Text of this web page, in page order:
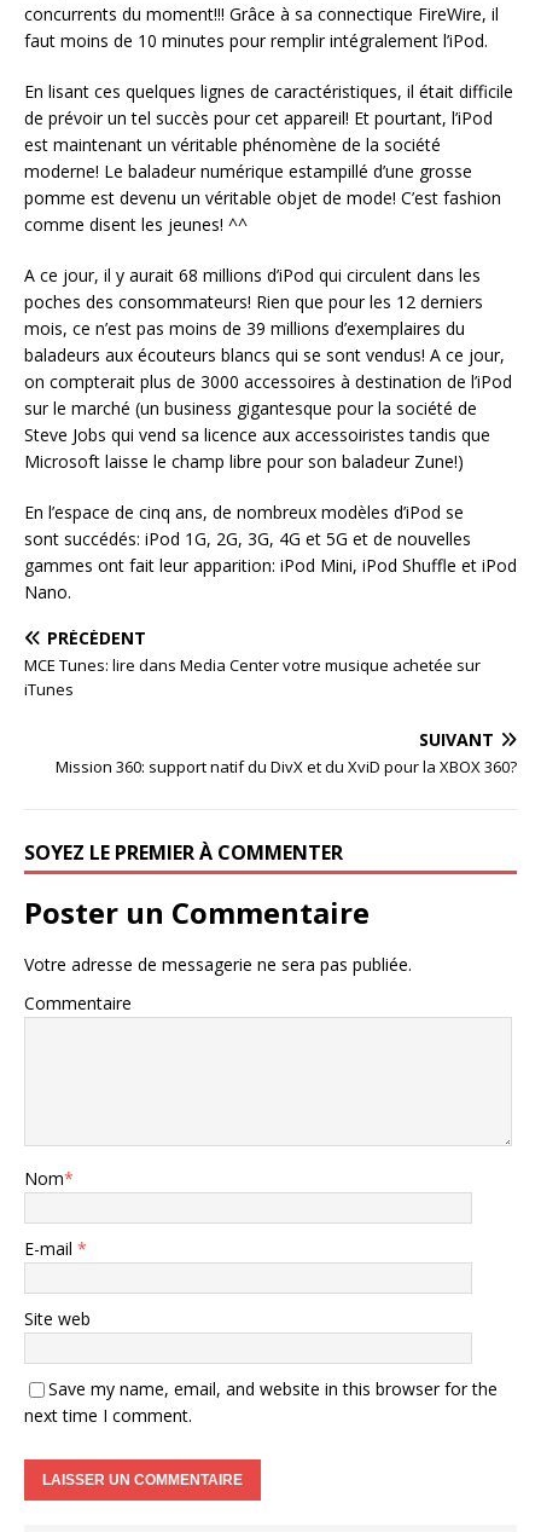
concurrents du moment!!! Grâce à sa connectique FireWire, il
faut moins de 10 minutes pour remplir intégralement l’iPod.
En lisant ces quelques lignes de caractéristiques, il était difficile
de prévoir un tel succès pour cet appareil! Et pourtant, l’iPod
est maintenant un véritable phénomène de la société
moderne! Le baladeur numérique estampillé d’une grosse
pomme est devenu un véritable objet de mode! C’est fashion
comme disent les jeunes! ^^
A ce jour, il y aurait 68 millions d’iPod qui circulent dans les
poches des consommateurs! Rien que pour les 12 derniers
mois, ce n’est pas moins de 39 millions d’exemplaires du
baladeurs aux écouteurs blancs qui se sont vendus! A ce jour,
on compterait plus de 3000 accessoires à destination de l’iPod
sur le marché (un business gigantesque pour la société de
Steve Jobs qui vend sa licence aux accessoiristes tandis que
Microsoft laisse le champ libre pour son baladeur Zune!)
En l’espace de cinq ans, de nombreux modèles d’iPod se
sont succédés: iPod 1G, 2G, 3G, 4G et 5G et de nouvelles
gammes ont fait leur apparition: iPod Mini, iPod Shuffle et iPod
Nano.
PRÉCÉDENT
MCE Tunes: lire dans Media Center votre musique achetée sur
iTunes
SUIVANT
Mission 360: support natif du DivX et du XviD pour la XBOX 360?
SOYEZ LE PREMIER À COMMENTER
Poster un Commentaire
Votre adresse de messagerie ne sera pas publiée.
Commentaire
Nom*
E-mail *
Site web
Save my name, email, and website in this browser for the
next time I comment.